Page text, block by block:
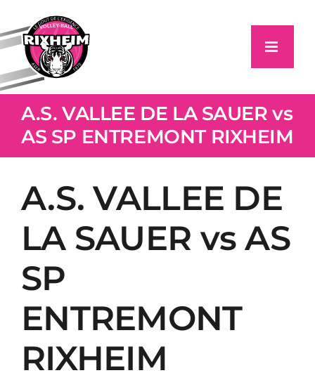
contenu
A.S. VALLEE DE LA SAUER vs
AS SP ENTREMONT RIXHEIM
A.S. VALLEE DE
LA SAUER vs AS
SP
ENTREMONT
RIXHEIM